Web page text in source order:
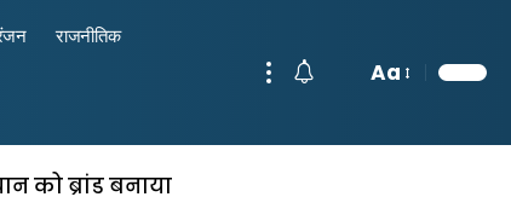
राजनीतिक
Aa
को ब्रांड बनाया